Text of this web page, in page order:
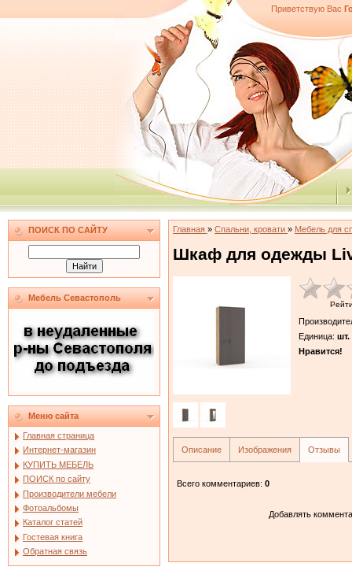
Приветствую Вас
ПОИСК ПО САЙТУ
Мебель Севастополь
Меню сайта
Главная страница
Интернет-магазин
КУПИТЬ МЕБЕЛЬ
ПОИСК по сайту
Производители мебели
Фотоальбомы
Каталог статей
Гостевая книга
Обратная связь
Главная » Спальни, кровати » Мебель для
Шкаф для одежды
Единица: шт.
Нравится!
Описание Изображения Отзывы
Всего комментариев: 0
Добавлять